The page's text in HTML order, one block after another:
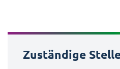
Zuständige